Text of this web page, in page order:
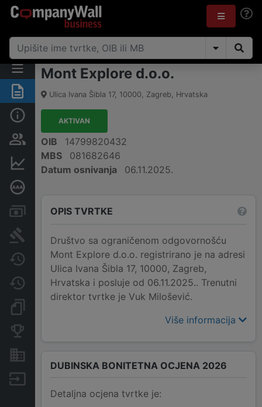
Sažetak
Osobe i vlasništvo
Računi i blokade
Sudske objave
Javne nabavke
Promjene
Nekretnine i imovina
Izvoz
Mont Explore d.o.o.
Ulica Ivana Šibla 17, 10000, Zagreb, Hrvatska
AKTIVAN
OIB
14799820432
MBS
081682646
Datum osnivanja
06.11.2025.
OPIS TVRTKE
Društvo sa ograničenom odgovornošću
Mont Explore d.o.o. registrirano je na adresi
Ulica Ivana Šibla 17, 10000, Zagreb,
Hrvatska i posluje od 06.11.2025.. Trenutni
direktor tvrtke je Vuk Milošević.
Više informacija
DUBINSKA BONITETNA OCJENA 2026
Detaljna ocjena tvrtke je: